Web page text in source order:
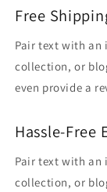
Free
Pair text with an
collection, or
even provide a
Hassle-Free
Pair text with an
collection, or